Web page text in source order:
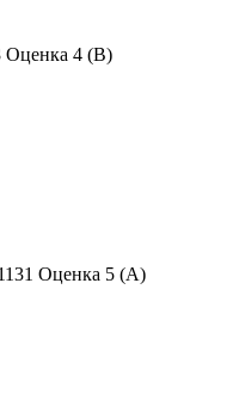
Оценка 4 (В)
Оценка 5 (А)